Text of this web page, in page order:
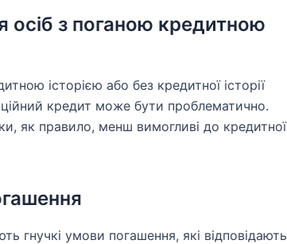
осіб з поганою кредитною
історією або без кредитної історії
кредит може бути проблематично.
як правило, менш вимогливі до кредитної
гнучкі умови погашення, які відповідають